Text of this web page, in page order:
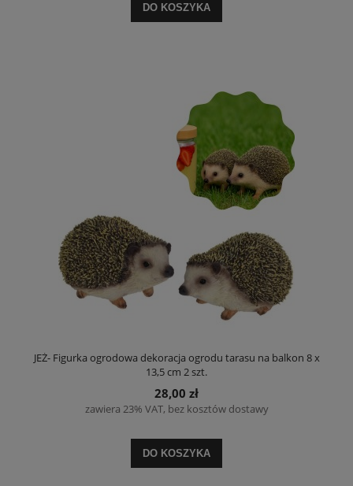
DO KOSZYKA
JEŻ- Figurka ogrodowa dekoracja ogrodu tarasu na balkon 8 x
13,5 cm 2 szt.
28,00 zł
zawiera 23% VAT, bez kosztów dostawy
DO KOSZYKA